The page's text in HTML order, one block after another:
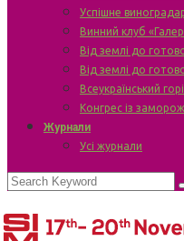
Успішне
Винний клуб
Від землі до
Від землі до
Всеукраїнський
Конгрес із
Журнали
Усі журнали